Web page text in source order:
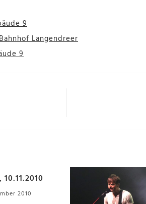
9
Langendreer
9
2010